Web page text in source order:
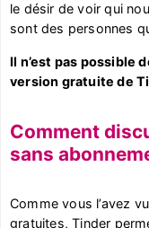
le désir de voir qui
sont des personnes
Il n’est pas possible
version gratuite de
Comment
sans
Comme vous l’avez
gratuites, Tinder